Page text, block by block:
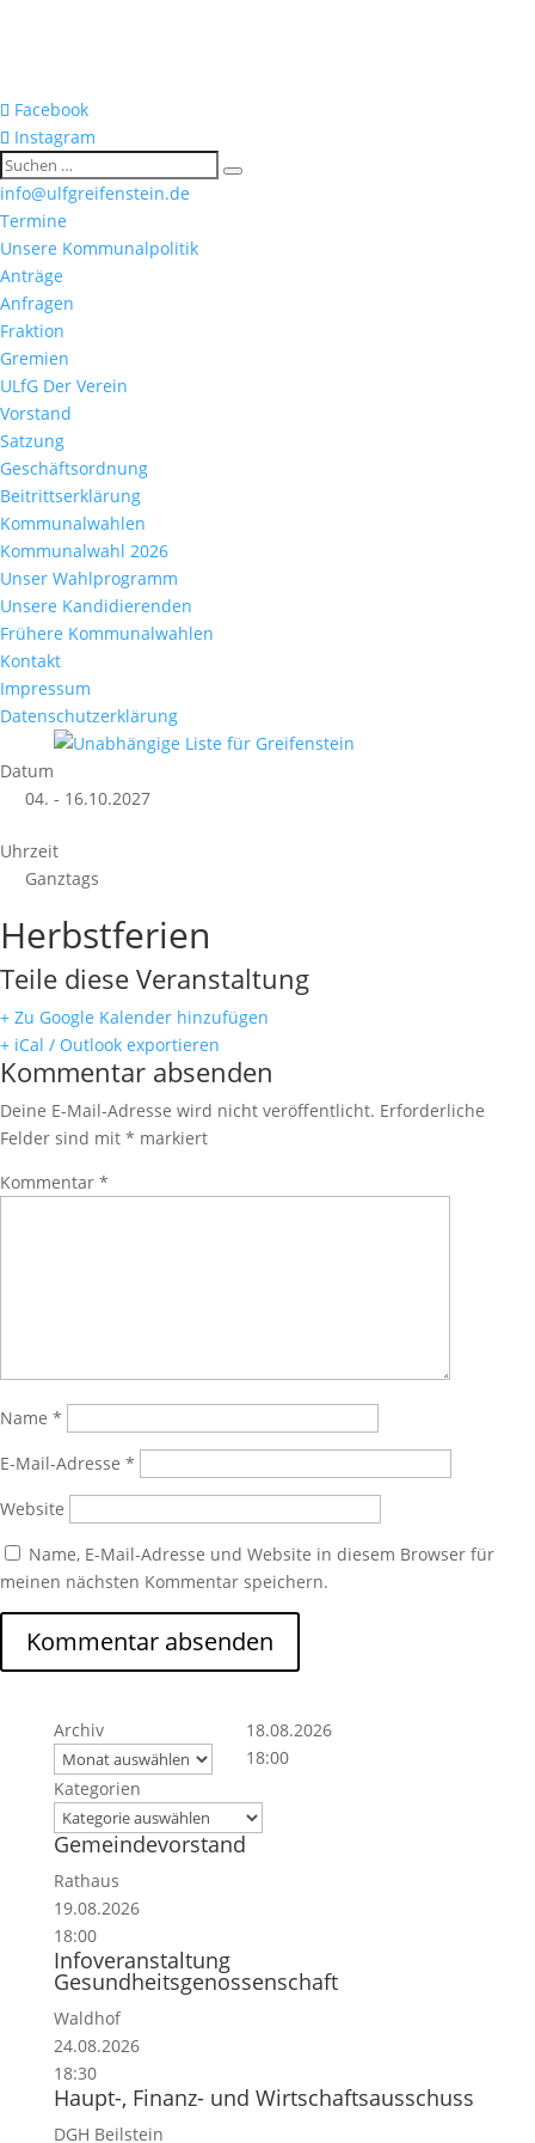
Facebook
Instagram
info@ulfgreifenstein.de
Termine
Unsere Kommunalpolitik
Anträge
Anfragen
Fraktion
Gremien
ULfG Der Verein
Vorstand
Satzung
Geschäftsordnung
Beitrittserklärung
Kommunalwahlen
Kommunalwahl 2026
Unser Wahlprogramm
Unsere Kandidierenden
Frühere Kommunalwahlen
Kontakt
Impressum
Datenschutzerklärung
Datum
04. - 16.10.2027
Uhrzeit
Ganztags
Herbstferien
Teile diese Veranstaltung
+ Zu Google Kalender hinzufügen
+ iCal / Outlook exportieren
Kommentar absenden
Deine E-Mail-Adresse wird nicht veröffentlicht. Erforderliche
Felder sind mit * markiert
Kommentar *
Name *
E-Mail-Adresse *
Website
Name, E-Mail-Adresse und Website in diesem Browser für
meinen nächsten Kommentar speichern.
Archiv
Kategorien
18.08.2026
18:00
Gemeindevorstand
Rathaus
19.08.2026
18:00
Infoveranstaltung
Gesundheitsgenossenschaft
Waldhof
24.08.2026
18:30
Haupt-, Finanz- und Wirtschaftsausschuss
DGH Beilstein